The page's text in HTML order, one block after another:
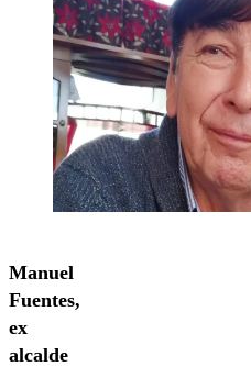
Manuel
Fuentes,
ex
alcalde